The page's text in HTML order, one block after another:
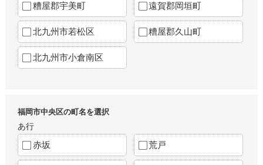
糟屋郡宇美町 遠賀郡岡垣町
北九州市若松区 糟屋郡久山町
北九州市小倉南区
福岡市中央区の町名を選択
あ行
赤坂 荒戸